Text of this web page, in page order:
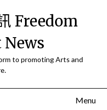
Freedom
to promoting Arts and
Menu